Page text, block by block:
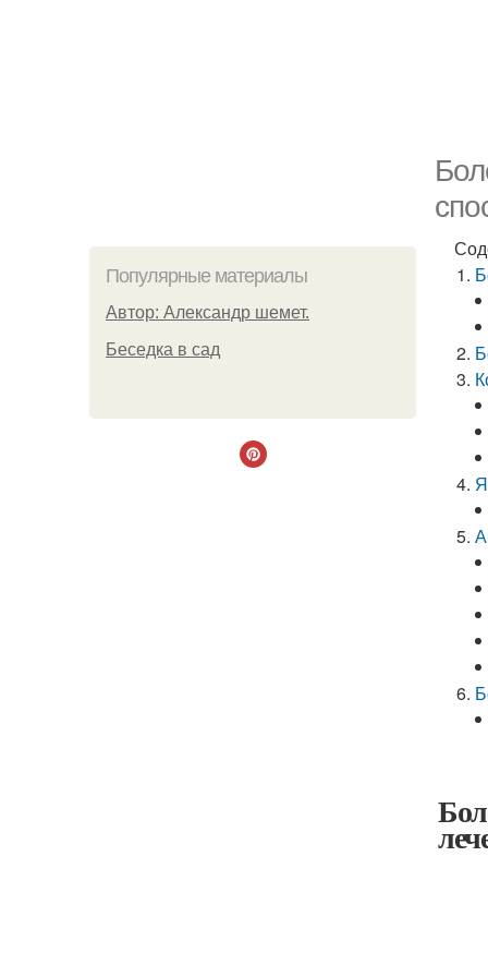
Популярные материалы
Автор: Александр шемет.
Беседка в сад